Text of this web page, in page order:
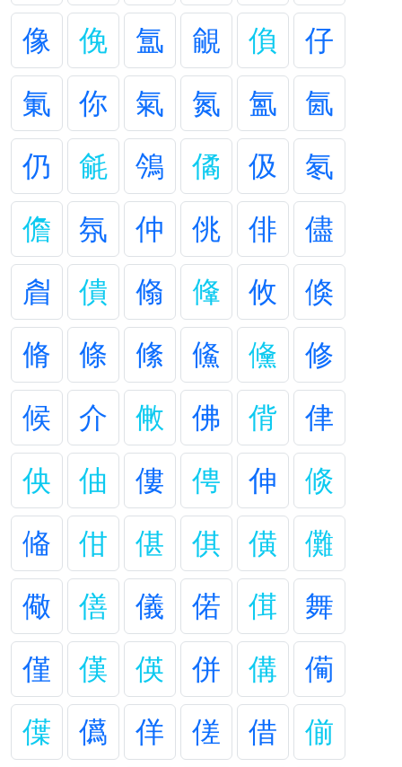
像
俛 氲 覦 偩
仔
氭
你 氣 氮 氳
氤
仍
毹 鳹 僪 伋
氡
儋
氛 仲 佻 俳
儘
睂
僓 翛 鞗 攸
倏
脩
條 絛 鯈 儵
修
候
介 敒 佛 偝
侓
佒
伷 僂 俜 伸
倐
偹
佄 偡 倛 僙
儺
儆
僐 儀 偌 傇
舞
僅
傼 偀 併 傋
僃
僷
儰 佯 傞 借
偂